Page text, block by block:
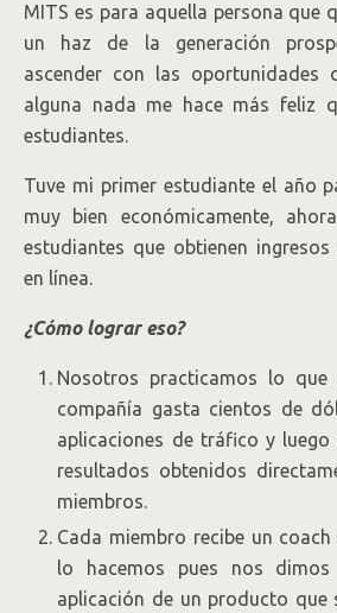
MITS es para aquella persona que
un haz de la generación
ascender con las oportunidades
alguna nada me hace más feliz
estudiantes.
Tuve mi primer estudiante el año
muy bien económicamente,
estudiantes que obtienen
en línea.
¿Cómo lograr eso?
Nosotros practicamos lo que
compañía gasta cientos de
aplicaciones de tráfico y luego
resultados obtenidos
miembros.
Cada miembro recibe un
lo hacemos pues nos
aplicación de un producto que